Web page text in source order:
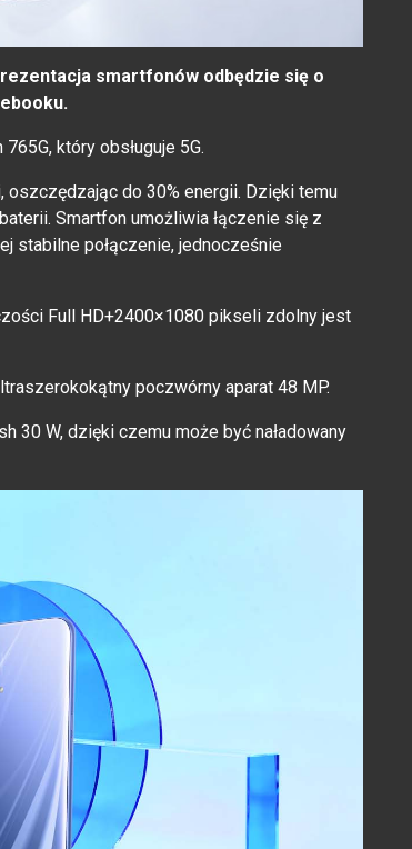
smartfonów odbędzie się o
który obsługuje 5G.
oszczędzając do 30% energii. Dzięki temu
Smartfon umożliwia łączenie się z
stabilne połączenie, jednocześnie
Full HD+2400×1080 pikseli zdolny jest
poczwórny aparat 48 MP.
30 W, dzięki czemu może być naładowany